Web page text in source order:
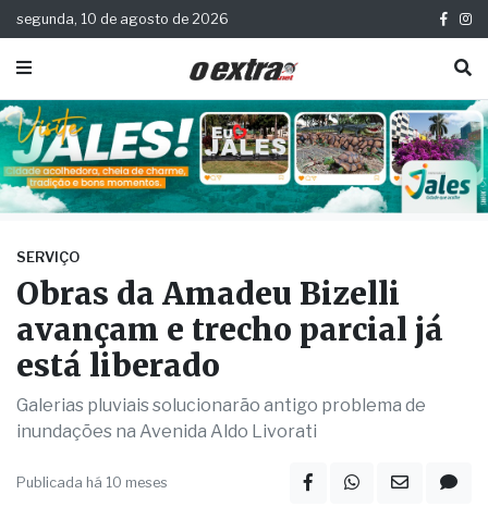
segunda, 10 de agosto de 2026
SERVIÇO
Obras da Amadeu Bizelli
avançam e trecho parcial já
está liberado
Galerias pluviais solucionarão antigo problema de
inundações na Avenida Aldo Livorati
Publicada há 10 meses